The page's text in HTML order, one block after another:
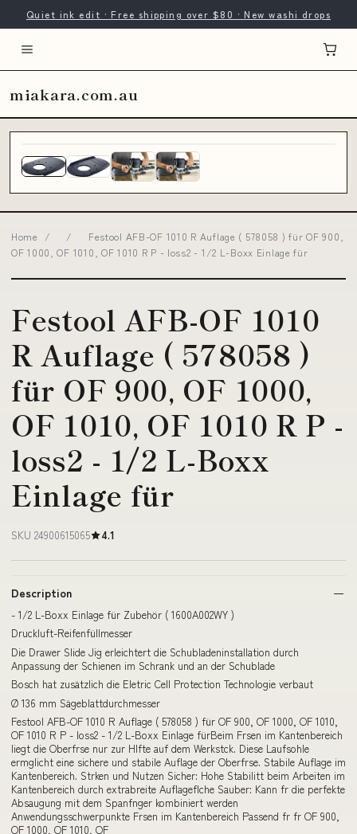
Quiet ink edit · Free shipping over $80 · New washi drops
miakara.com.au
Home / /
Festool AFB-OF 1010 R Auflage ( 578058 ) für OF 900,
OF 1000, OF 1010, OF 1010 R P - loss2 - 1/2 L-Boxx Einlage für
Festool AFB-OF 1010
R Auflage ( 578058 )
für OF 900, OF 1000,
OF 1010, OF 1010 R P -
loss2 - 1/2 L-Boxx
Einlage für
SKU 24900615065 4.1
Description
- 1/2 L-Boxx Einlage für Zubehör ( 1600A002WY )
Druckluft-Reifenfüllmesser
Die Drawer Slide Jig erleichtert die Schubladeninstallation durch
Anpassung der Schienen im Schrank und an der Schublade
Bosch hat zusätzlich die Eletric Cell Protection Technologie verbaut
Ø 136 mm Sägeblattdurchmesser
Festool AFB-OF 1010 R Auflage ( 578058 ) für OF 900, OF 1000, OF 1010,
OF 1010 R P - loss2 - 1/2 L-Boxx Einlage fürBeim Frsen im Kantenbereich
liegt die Oberfrse nur zur Hlfte auf dem Werkstck. Diese Laufsohle
ermglicht eine sichere und stabile Auflage der Oberfrse. Stabile Auflage im
Kantenbereich. Strken und Nutzen Sicher: Hohe Stabilitt beim Arbeiten im
Kantenbereich durch extrabreite Auflageflche Sauber: Kann fr die perfekte
Absaugung mit dem Spanfnger kombiniert werden
Anwendungsschwerpunkte Frsen im Kantenbereich Passend fr fr OF 900,
OF 1000, OF 1010, OF